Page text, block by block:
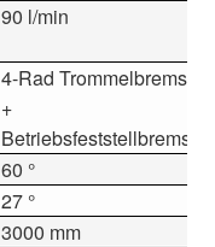
90 l/min
4-Rad Trommelbremse
+
Betriebsfeststellbremse
60 °
27 °
3000 mm